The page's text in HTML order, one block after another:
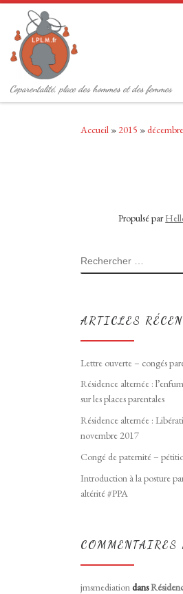
Passer au contenu
Coparentalité, place des hommes et des femmes
Accueil »2015 »décembre
Propulsé par
RECHERCHER
ARTICLES
Lettre ouverte – congés
Résidence alternée :
sur les places parentales
Résidence alternée :
novembre 2017
Congé de paternité –
Introduction à la posture
altérité #PPA
COMMENTAIRES
jmsmediation dans